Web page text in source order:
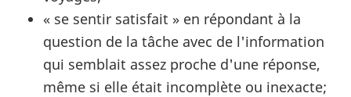
« se sentir satisfait » en répondant à la
question de la tâche avec de l'information
qui semblait assez proche d'une réponse,
même si elle était incomplète ou inexacte;